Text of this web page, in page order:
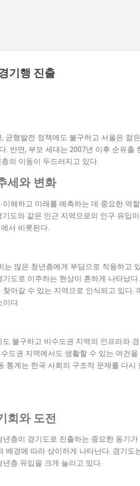
기행 진출
균형발전 정책에도 불구하고 서울은 젊
. 반면, 부모 세대는 2007년 이후 순유출
의 이동이 두드러지고 있다.
세와 변화
해하고 미래를 예측하는 데 중요한 역
도와 같은 인근 지역으로의 인구 유입
서 비롯된다.
는 많은 청년층에게 부담으로 작용하고
도로 이주하는 현상이 흔하게 나타났
아갈 수 있는 지역으로 인식되고 있다.
이다.
불구하고 비수도권 지역의 인프라와
도권 지역에서도 생활할 수 있는 여건
통계는 한국 사회의 구조적 문제를 다
회와 도전
층이 경기도로 진출하는 중요한 동기
배경에 따라 상이하게 나타난다. 경기
층 유입을 크게 늘리고 있다.